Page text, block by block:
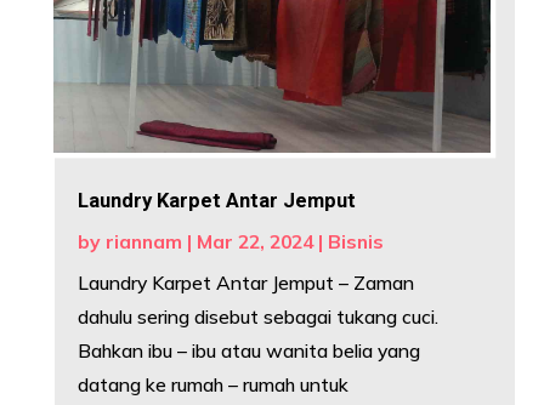
Laundry Karpet Antar Jemput
by riannam | Mar 22, 2024| Bisnis
Laundry Karpet Antar Jemput – Zaman
dahulu sering disebut sebagai tukang cuci.
Bahkan ibu – ibu atau wanita belia yang
datang ke rumah – rumah untuk